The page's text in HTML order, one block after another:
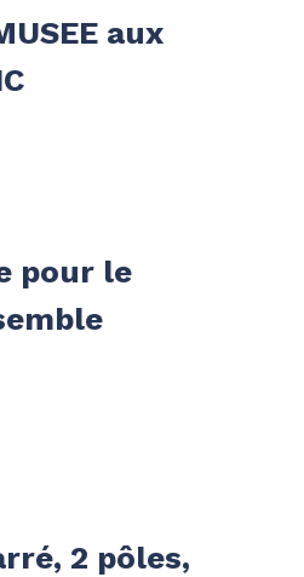
aux
pour le
2 pôles,